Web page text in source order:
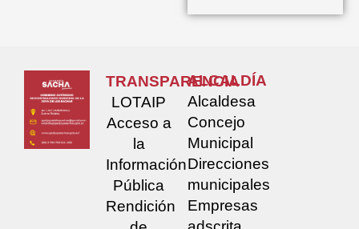
TRANSPARENCIA
LOTAIP
Acceso a
la
Información
Pública
Rendición
ALCALDÍA
Alcaldesa
Concejo
Municipal
Direcciones
municipales
Empresas